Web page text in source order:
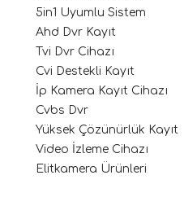
5in1 Uyumlu Sistem
Ahd Dvr Kayıt
Tvi Dvr Cihazı
Cvi Destekli Kayıt
İp Kamera Kayıt Cihazı
Cvbs Dvr
Yüksek Çözünürlük Kayıt
Video İzleme Cihazı
Elitkamera Ürünleri